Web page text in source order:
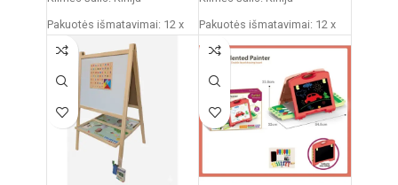
Pakuotės išmatavimai: 12 x
53,5 x 61,5 cm
Produkto išmatavimai: 33 x
58 x 84 cm
Rekomenduojamas amžius:
nuo 3 metų
Pakuotės išmatavimai: 12 x
53,5 x 76,5 cm
Produkto išmatavimai: 33 x
58 x 110 cm
Rekomenduojamas amžius:
nuo 3 metų